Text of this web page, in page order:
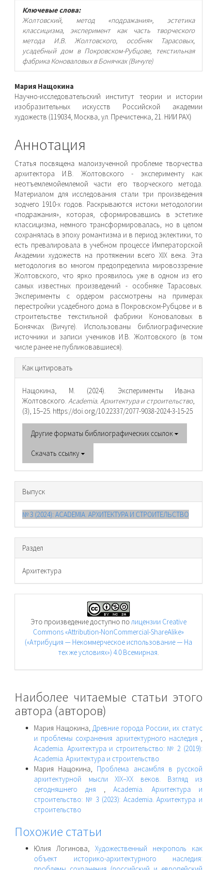
Ключевые слова:
Жолтовский, метод «подражания», эстетика
классицизма, эксперимент как часть творческого
метода И.В. Жолтовского, особняк Тарасовых,
усадебный дом в Покровском-Рубцове, текстильная
фабрика Коноваловых в Бонячках (Вичуге)
Основное
содержимое
статьи
Мария Нащокина
Научно-исследовательский институт теории и истории
изобразительных искусств Российской академии
художеств (119034, Москва, ул. Пречистенка, 21. НИИ РАХ)
Аннотация
Статья посвящена малоизученной проблеме творчества
архитектора И.В. Жолтовского - эксперименту как
неотъемлемой­емлемой части его творческого метода.
Материалом для исследования стали три произведения
зодчего 1910-х годов. Раскрываются истоки методологии
«подражания», которая, сформировавшись в эстетике
классицизма, немного трансформировалась, но в целом
сохранялась в эпоху романтизма и в период эклектики, то
есть превалировала в учебном процессе Императорской
Академии худо­жеств на протяжении всего XIX века. Эта
методология во многом предопределила мировоззрение
Жолтовского, что ярко проявилось уже в одном из его
самых известных произведений - особняке Тарасовых.
Эксперименты с ордером рассмотрены на примерах
перестройки усадебного дома в Покровском-Рубцове и в
строительстве текстильной фабрики Коноваловых в
Бонячках (Вичуге). Использованы библиографические
источники и записи учеников И.В. Жолтовского (в том
числе ранее не публиковавшиеся).
Информация
о статье
Как цитировать
Нащокина, М. (2024). Эксперименты Ивана
Жолтовского. Academia. Архитектура и строительство,
(3), 15–25. https://doi.org/10.22337/2077-9038-2024-3-15-25
Другие форматы библиографических ссылок
Скачать ссылку
Выпуск
№ 3 (2024): ACADEMIA. АРХИТЕКТУРА И СТРОИТЕЛЬСТВО
Раздел
Архитектура
Это произведение доступно полицензии Creative
Commons «Attribution-NonCommercial-ShareAlike»
(«Атрибуция — Некоммерческое использование — На
тех же условиях») 4.0 Всемирная.
Наиболее читаемые статьи этого
автора (авторов)
Мария Нащокина,Древние города России, их статус
и проблемы сохранения архитектурного наследия ,
Academia. Архитектура и строительство: № 2 (2019):
Academia. Архитектура и строительство
Мария Нащокина, Проблема ансамбля в русской
архитектурной мысли XIX–XX веков. Взгляд из
сегодняшнего дня , Academia. Архитектура и
строительство: № 3 (2023): Academia. Архитектура и
строительство
Похожие статьи
Юлия Логинова, Художественный некрополь как
объект историко-архитектурного наследия: